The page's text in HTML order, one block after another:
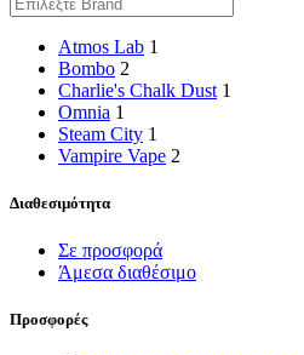
Atmos Lab 1
Bombo 2
Charlie's Chalk Dust 1
Omnia 1
Steam City 1
Vampire Vape 2
Διαθεσιμότητα
Σε προσφορά
Άμεσα διαθέσιμο
Προσφορές